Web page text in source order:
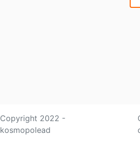
Copyright 2022 -
kosmopolead